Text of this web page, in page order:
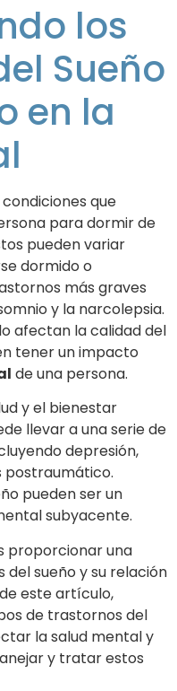
los
Sueño
en la
que
para dormir de
pueden variar
dormido o
más graves
y la narcolepsia.
afectan la calidad del
tener un impacto
de una persona.
y el bienestar
llevar a una serie de
depresión,
postraumático.
pueden ser un
subyacente.
proporcionar una
sueño y su relación
este artículo,
de trastornos del
la salud mental y
y tratar estos